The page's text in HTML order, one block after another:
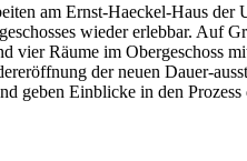
am Ernst-Haeckel-Haus
wieder erlebbar. Auf
vier Räume im Obergeschoss
der neuen Dauer-
geben Einblicke in den Prozess